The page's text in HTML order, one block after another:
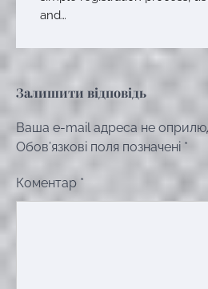
and…
Залишити відповідь
Ваша e-mail адреса не
Обов’язкові поля позначені *
Коментар *